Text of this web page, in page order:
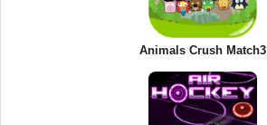
Animals Crush Match3